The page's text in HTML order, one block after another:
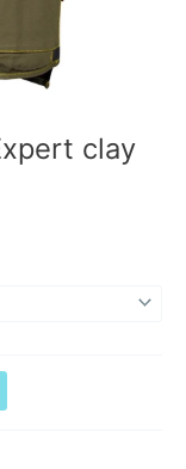
clay